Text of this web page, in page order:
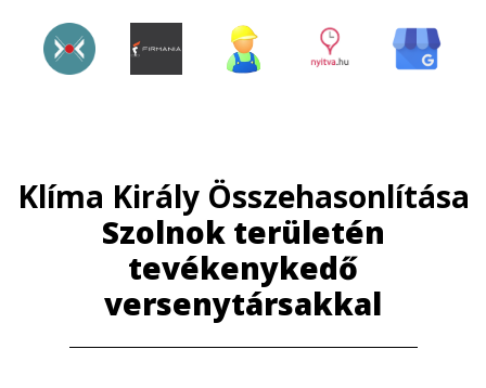
Klíma Király Összehasonlítása
Szolnok területén
tevékenykedő
versenytársakkal